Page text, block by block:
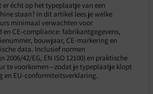
er écht op het typeplaatje van een
staan? In dit artikel lees je welke
minimaal verwachten voor
en CE-compliance: fabrikantgegevens,
bouwjaar, CE-markering en
data. Inclusief normen
2006/42/EG, EN ISO 12100) en praktische
te voorkomen—zodat je typeplaatje klopt
en EU-conformiteitsverklaring.